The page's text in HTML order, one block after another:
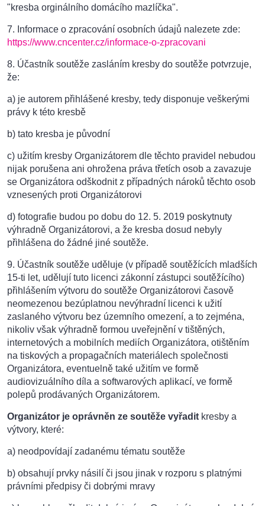
"kresba orginálního domácího mazlíčka".
7. Informace o zpracování osobních údajů nalezete zde:
https://www.cncenter.cz/informace-o-zpracovani
8. Účastník soutěže zasláním kresby do soutěže potvrzuje,
že:
a) je autorem přihlášené kresby, tedy disponuje veškerými
právy k této kresbě
b) tato kresba je původní
c) užitím kresby Organizátorem dle těchto pravidel nebudou
nijak porušena ani ohrožena práva třetích osob a zavazuje
se Organizátora odškodnit z případných nároků těchto osob
vznesených proti Organizátorovi
d) fotografie budou po dobu do 12. 5. 2019 poskytnuty
výhradně Organizátorovi, a že kresba dosud nebyly
přihlášena do žádné jiné soutěže.
9. Účastník soutěže uděluje (v případě soutěžících mladších
15-ti let, udělují tuto licenci zákonní zástupci soutěžícího)
přihlášením výtvoru do soutěže Organizátorovi časově
neomezenou bezúplatnou nevýhradní licenci k užití
zaslaného výtvoru bez územního omezení, a to zejména,
nikoliv však výhradně formou uveřejnění v tištěných,
internetových a mobilních mediích Organizátora, otištěním
na tiskových a propagačních materiálech společnosti
Organizátora, eventuelně také užitím ve formě
audiovizuálního díla a softwarových aplikací, ve formě
polepů prodávaných Organizátorem.
Organizátor je oprávněn ze soutěže vyřadit kresby a
výtvory, které:
a) neodpovídají zadanému tématu soutěže
b) obsahují prvky násilí či jsou jinak v rozporu s platnými
právními předpisy či dobrými mravy